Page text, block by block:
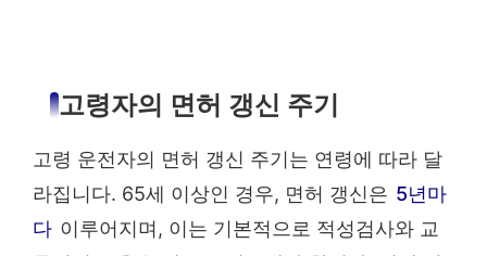
고령자의 면허 갱신 주기
고령 운전자의 면허 갱신 주기는 연령에 따라 달
라집니다. 65세 이상인 경우, 면허 갱신은 5년마
다 이루어지며, 이는 기본적으로 적성검사와 교